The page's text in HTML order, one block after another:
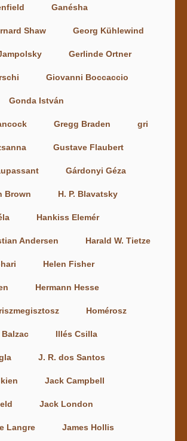
Ganésha
Shaw Georg Kühlewind
Gerlinde Ortner
Giovanni Boccaccio
Gonda István
Gregg Braden gri
Gustave Flaubert
Gárdonyi Géza
Brown H. P. Blavatsky
Hankiss Elemér
Andersen Harald W. Tietze
Helen Fisher
Hermann Hesse
Homérosz
Illés Csilla
J. R. dos Santos
Jack Campbell
Jack London
Langre James Hollis